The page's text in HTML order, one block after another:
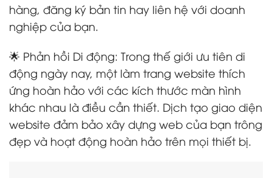
hàng, đăng ký bản tin hay liên hệ với doanh
nghiệp của bạn.
🌟 Phản hồi Di động: Trong thế giới ưu tiên di
động ngày nay, một làm trang website thích
ứng hoàn hảo với các kích thước màn hình
khác nhau là điều cần thiết. Dịch tạo giao diện
website đảm bảo xây dựng web của bạn trông
đẹp và hoạt động hoàn hảo trên mọi thiết bị.